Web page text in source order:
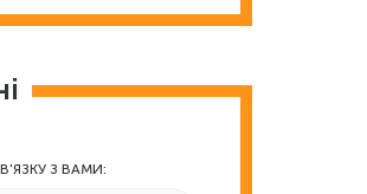
З ВАМИ: